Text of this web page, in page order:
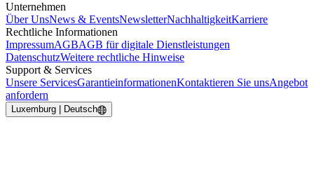
Unternehmen
Über UnsNews & EventsNewsletterNachhaltigkeitKarriere
Rechtliche Informationen
ImpressumAGBAGB für digitale Dienstleistungen
DatenschutzWeitere rechtliche Hinweise
Support & Services
Unsere ServicesGarantieinformationenKontaktieren Sie unsAngebot
anfordern
Luxemburg | Deutsch